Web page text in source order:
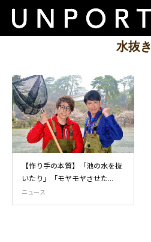
水抜き
【作り手の本質】「池の水を抜
いたり」「モヤモヤさせた...
ニュース